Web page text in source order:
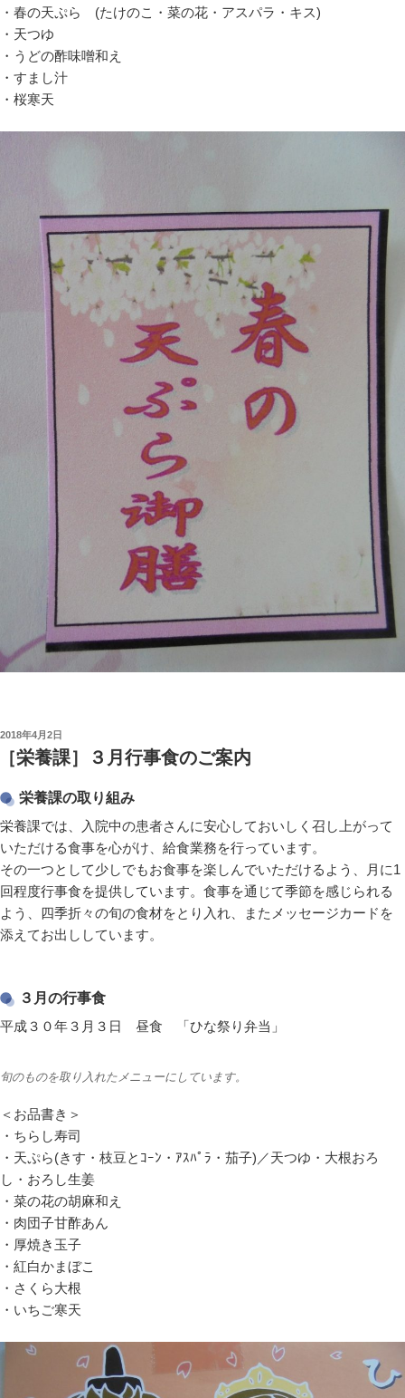
・春の天ぷら (たけのこ・菜の花・アスパラ・キス)
・天つゆ
・うどの酢味噌和え
・すまし汁
・桜寒天
投
日:
2018年4月2日
栄養課］３月行事食のご案内
栄養課の取り組み
栄養課では、入院中の患者さんに安心しておいしく召し上がって
いただける食事を心がけ、給食業務を行っています。
その一つとして少しでもお食事を楽しんでいただけるよう、月に1
回程度行事食を提供しています。食事を通じて季節を感じられる
よう、四季折々の旬の食材をとり入れ、またメッセージカードを
添えてお出ししています。
３月の行事食
平成３０年３月３日 昼食 「ひな祭り弁当」
旬のものを取り入れたメニューにしています。
＜お品書き＞
・ちらし寿司
・天ぷら(きす・枝豆とｺｰﾝ・ｱｽﾊﾟﾗ・茄子)／天つゆ・大根おろ
し・おろし生姜
・菜の花の胡麻和え
・肉団子甘酢あん
・厚焼き玉子
・紅白かまぼこ
・さくら大根
・いちご寒天